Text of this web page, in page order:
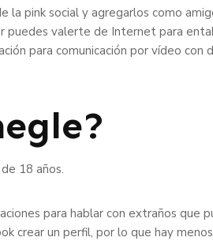
pink social y agregarlos como
puedes valerte de Internet para
para comunicación por vídeo con
18 años.
para hablar con extraños que
crear un perfil, por lo que hay